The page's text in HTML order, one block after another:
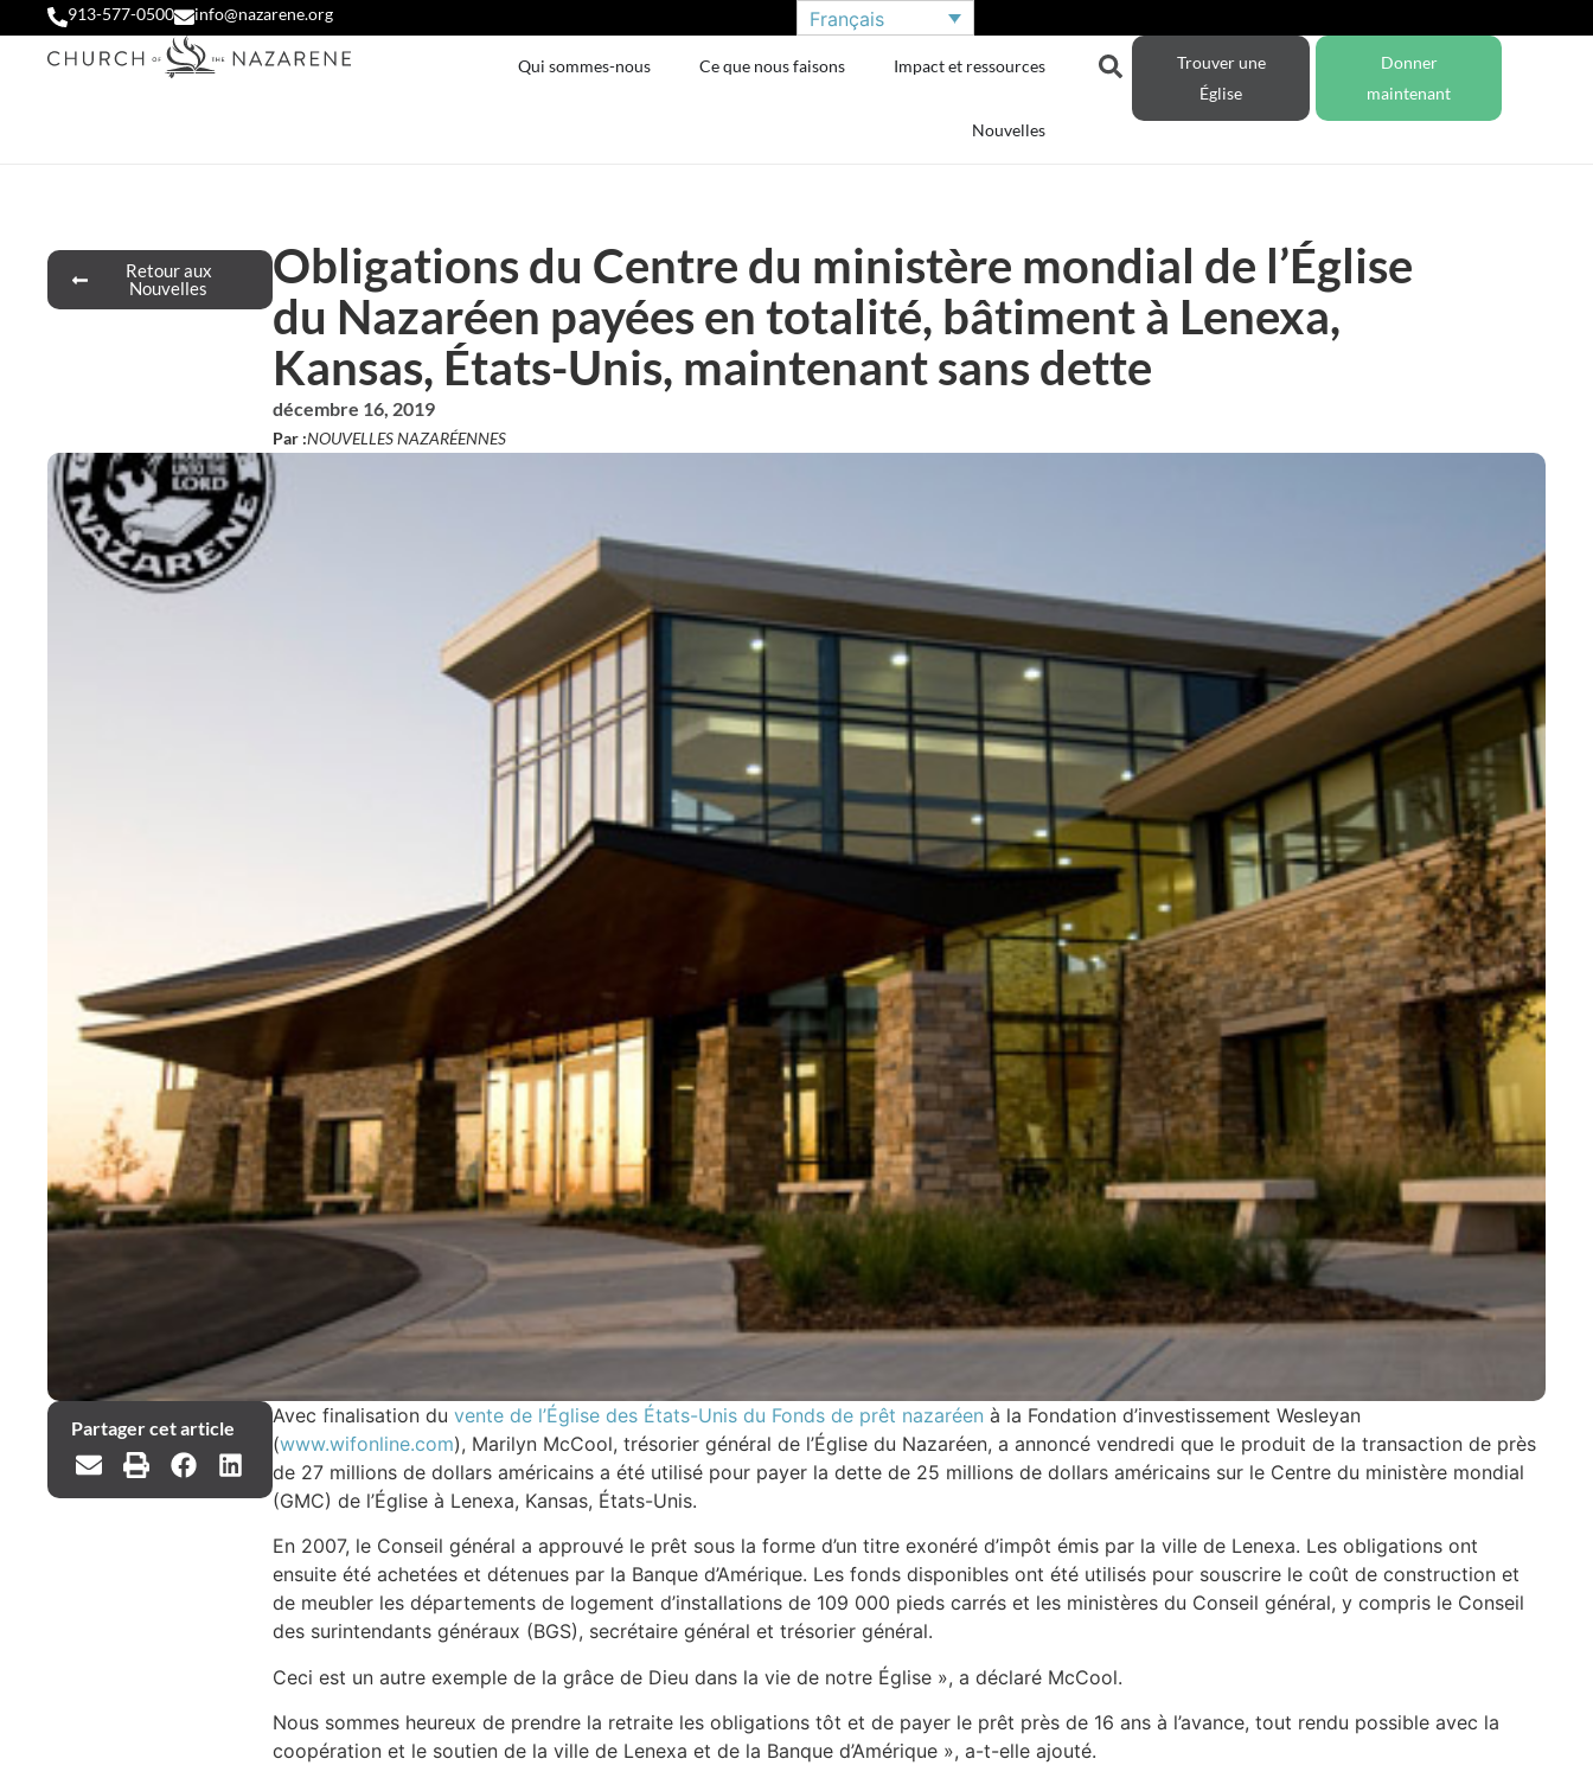
913-577-0500 info@nazarene.org Français
Qui sommes-nous Ce que nous faisons Impact et ressources
Nouvelles
Trouver une
Église
Donner
maintenant
Retour aux
Nouvelles
Obligations du Centre du ministère mondial de l’Église
du Nazaréen payées en totalité, bâtiment à Lenexa,
Kansas, États-Unis, maintenant sans dette
décembre 16, 2019
Par :NOUVELLES NAZARÉENNES
Partager cet article
Avec finalisation du vente de l’Église des États-Unis du Fonds de prêt nazaréen à la Fondation d’investissement Wesleyan
(www.wifonline.com), Marilyn McCool, trésorier général de l’Église du Nazaréen, a annoncé vendredi que le produit de la transaction de près
de 27 millions de dollars américains a été utilisé pour payer la dette de 25 millions de dollars américains sur le Centre du ministère mondial
(GMC) de l’Église à Lenexa, Kansas, États-Unis.
En 2007, le Conseil général a approuvé le prêt sous la forme d’un titre exonéré d’impôt émis par la ville de Lenexa. Les obligations ont
ensuite été achetées et détenues par la Banque d’Amérique. Les fonds disponibles ont été utilisés pour souscrire le coût de construction et
de meubler les départements de logement d’installations de 109 000 pieds carrés et les ministères du Conseil général, y compris le Conseil
des surintendants généraux (BGS), secrétaire général et trésorier général.
Ceci est un autre exemple de la grâce de Dieu dans la vie de notre Église », a déclaré McCool.
Nous sommes heureux de prendre la retraite les obligations tôt et de payer le prêt près de 16 ans à l’avance, tout rendu possible avec la
coopération et le soutien de la ville de Lenexa et de la Banque d’Amérique », a-t-elle ajouté.